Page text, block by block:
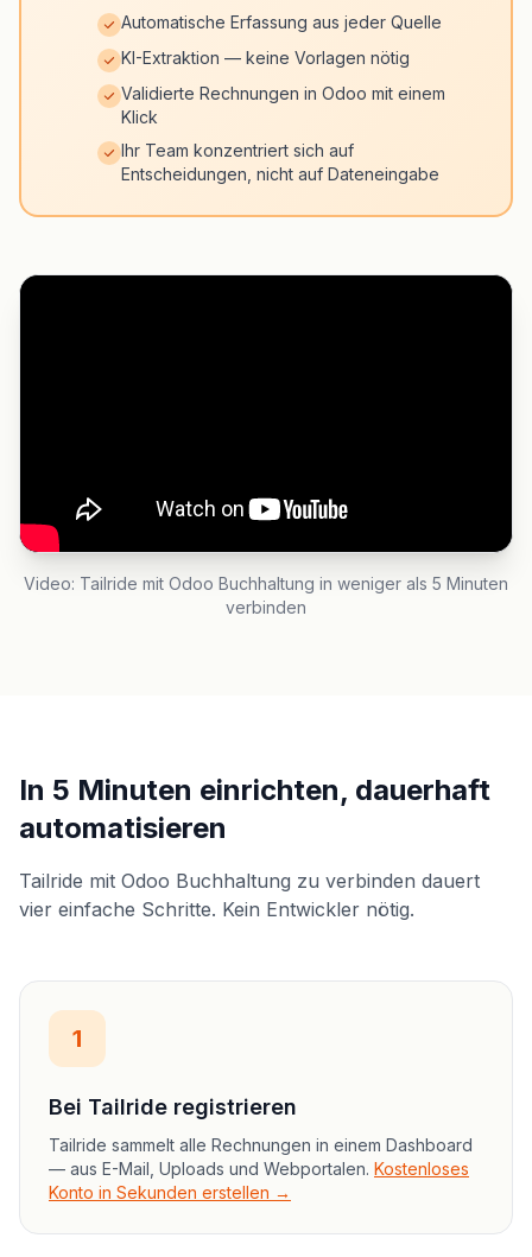
Automatische Erfassung aus jeder Quelle
KI-Extraktion — keine Vorlagen nötig
Validierte Rechnungen in Odoo mit einem
Klick
Ihr Team konzentriert sich auf
Entscheidungen, nicht auf Dateneingabe
Video: Tailride mit Odoo Buchhaltung in weniger als 5 Minuten
verbinden
In 5 Minuten einrichten, dauerhaft
automatisieren
Tailride mit Odoo Buchhaltung zu verbinden dauert
vier einfache Schritte. Kein Entwickler nötig.
1
Bei Tailride registrieren
Tailride sammelt alle Rechnungen in einem Dashboard
— aus E-Mail, Uploads und Webportalen. Kostenloses
Konto in Sekunden erstellen →